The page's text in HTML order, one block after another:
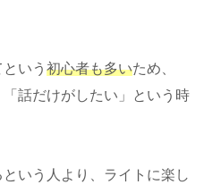
いう 初心者も多いため、
「話だけがしたい」という時
いう人より、ライトに楽し